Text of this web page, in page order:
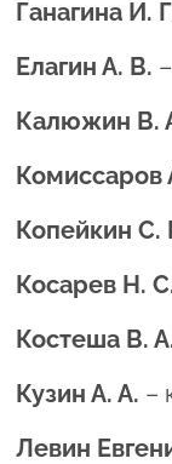
Ганагина И.
Елагин А. В.
Калюжин В.
Комиссаров
Копейкин С.
Косарев Н.
Костеша В.
Кузин А. А. –
Левин